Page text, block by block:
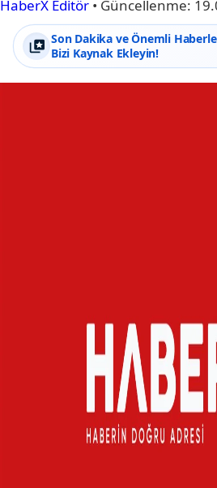
HaberX Editör • Güncellenme:
Son Dakika ve Önemli
Bizi Kaynak Ekleyin!